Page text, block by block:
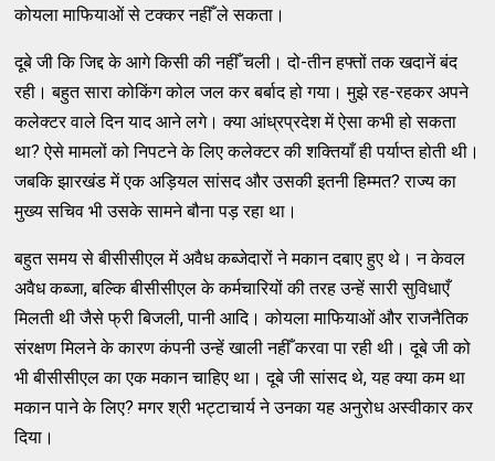
कोयला माफियाओं से टक्कर नहीँ ले सकता।
दूबे जी कि जिद्द के आगे किसी की नहीँ चली। दो-तीन हफ्तों तक खदानें बंद
रही। बहुत सारा कोकिंग कोल जल कर बर्बाद हो गया। मुझे रह-रहकर अपने
कलेक्टर वाले दिन याद आने लगे। क्या आंध्रप्रदेश में ऐसा कभी हो सकता
था? ऐसे मामलों को निपटने के लिए कलेक्टर की शक्तियाँ ही पर्याप्त होती थी।
जबकि झारखंड में एक अड़ियल सांसद और उसकी इतनी हिम्मत? राज्य का
मुख्य सचिव भी उसके सामने बौना पड़ रहा था।
बहुत समय से बीसीसीएल में अवैध कब्जेदारों ने मकान दबाए हुए थे। न केवल
अवैध कब्जा, बल्कि बीसीसीएल के कर्मचारियों की तरह उन्हें सारी सुविधाएँ
मिलती थी जैसे फ्री बिजली, पानी आदि। कोयला माफियाओं और राजनैतिक
संरक्षण मिलने के कारण कंपनी उन्हें खाली नहीँ करवा पा रही थी। दूबे जी को
भी बीसीसीएल का एक मकान चाहिए था। दूबे जी सांसद थे, यह क्या कम था
मकान पाने के लिए? मगर श्री भट्टाचार्य ने उनका यह अनुरोध अस्वीकार कर
दिया।